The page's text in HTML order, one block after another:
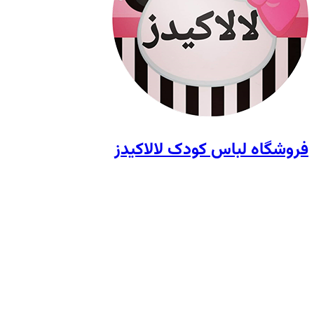
فروشگاه لباس کودک لالاکیدز